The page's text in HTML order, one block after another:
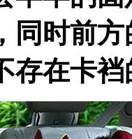
同时前
存在卡